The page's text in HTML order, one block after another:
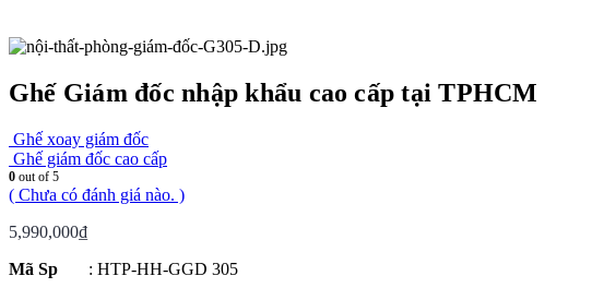
Ghế Giám đốc nhập khẩu cao cấp tại TPHCM
Ghế xoay giám đốc
Ghế giám đốc cao cấp
0 out of 5
( Chưa có đánh giá nào. )
5,990,000₫
Mã Sp : HTP-HH-GGD 305